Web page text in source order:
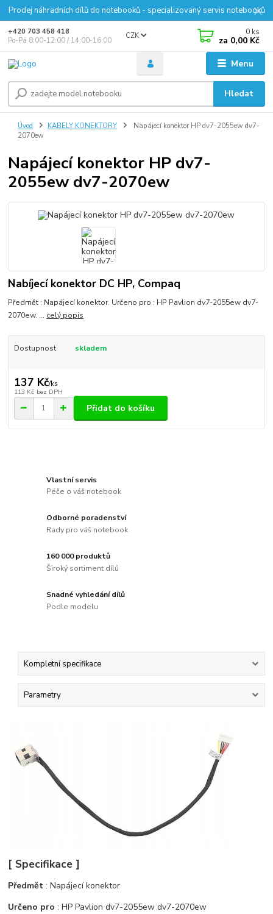
Prodej náhradních dílů do notebooků - specializovaný servis notebooků
Menu
CZK
Hledat
+420 703 458 418
Po-Pá 8:00-12:00 / 14:00-16:00
0 ks
za 0,00 Kč
Úvod KABELY KONEKTORY
Napájecí konektor HP dv7-2055ew dv7-
2070ew
Napájecí konektor HP dv7-
2055ew dv7-2070ew
Nabíjecí konektor DC HP, Compaq
Předmět : Napájecí konektor. Určeno pro : HP Pavlion dv7-2055ew dv7-
2070ew. ... celý popis
Dostupnost skladem
137 Kč/ks
113 Kč bez DPH
Přidat do košíku
Vlastní servis
Péče o váš notebook
Odborné poradenství
Rady pro váš notebook
160 000 produktů
Široký sortiment dílů
Snadné vyhledání dílů
Podle modelu
Kompletní specifikace
Parametry
[ Specifikace ]
Předmět : Napájecí konektor
Určeno pro : HP Pavlion dv7-2055ew dv7-2070ew